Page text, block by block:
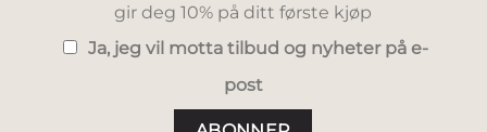
gir deg 10% på ditt første kjøp
Ja, jeg vil motta tilbud og nyheter på e-
post